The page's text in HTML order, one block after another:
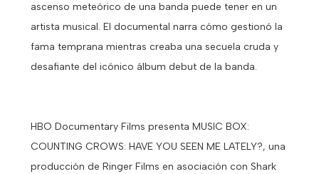
ascenso meteórico de una banda puede tener en un
artista musical. El documental narra cómo gestionó la
fama temprana mientras creaba una secuela cruda y
desafiante del icónico álbum debut de la banda.
HBO Documentary Films presenta MUSIC BOX:
COUNTING CROWS: HAVE YOU SEEN ME LATELY?, una
producción de Ringer Films en asociación con Shark